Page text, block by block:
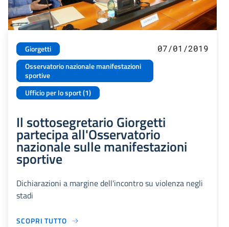
Giorgetti
Osservatorio nazionale manifestazioni
sportive
Ufficio per lo sport (1)
07/01/2019
Il sottosegretario Giorgetti
partecipa all'Osservatorio
nazionale sulle manifestazioni
sportive
Dichiarazioni a margine dell'incontro su violenza negli
stadi
SCOPRI TUTTO